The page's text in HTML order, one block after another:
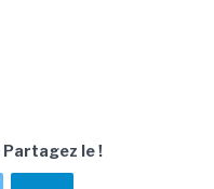
Partagez le !